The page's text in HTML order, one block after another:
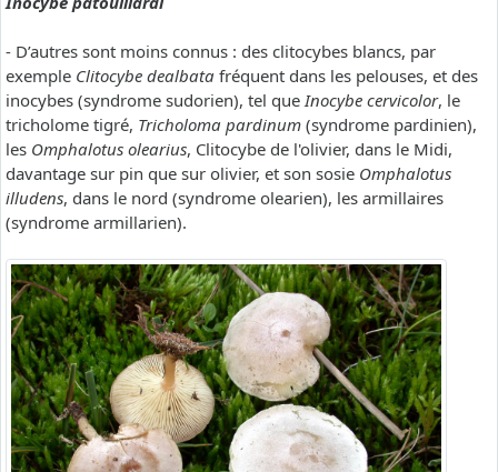
- D’autres sont moins connus : des clitocybes blancs, par
exemple Clitocybe dealbata fréquent dans les pelouses, et des
inocybes (syndrome sudorien), tel queInocybe cervicolor, le
tricholome tigré, Tricholoma pardinum (syndrome pardinien),
les Omphalotus olearius, Clitocybe de l'olivier, dans le Midi,
davantage sur pin que sur olivier, et son sosie Omphalotus
illudens, dans le nord (syndrome olearien), les armillaires
(syndrome armillarien).